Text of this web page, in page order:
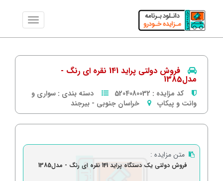
فروش دولتی پراید 141 نقره ای رنگ -
مدل1385
کد مزایده : 5204080032 دسته بندی : سواری و
وانت و پیکاپ
خراسان جنوبی - بیرجند
متن مزایده :
فروش دولتی یک دستگاه پراید 141 نقره ای رنگ - مدل1385